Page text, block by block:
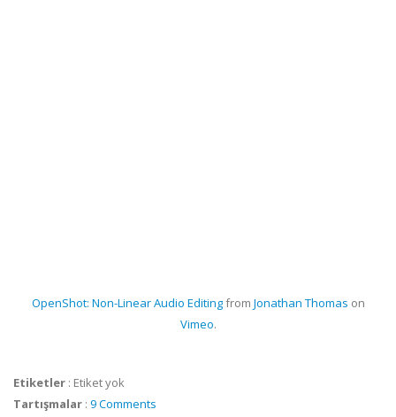
OpenShot: Non-Linear Audio Editingfrom Jonathan Thomas on
Vimeo.
Etiketler : Etiket yok
Tartışmalar : 9 Comments